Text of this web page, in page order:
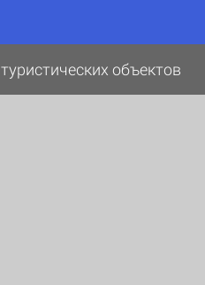
туристических объектов